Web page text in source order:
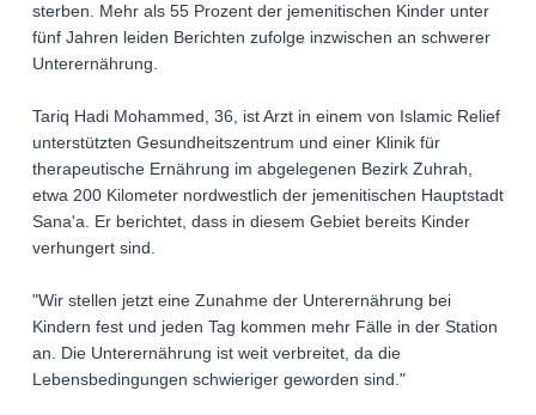
sterben. Mehr als 55 Prozent der jemenitischen Kinder unter
fünf Jahren leiden Berichten zufolge inzwischen an schwerer
Unterernährung.
Tariq Hadi Mohammed, 36, ist Arzt in einem von Islamic Relief
unterstützten Gesundheitszentrum und einer Klinik für
therapeutische Ernährung im abgelegenen Bezirk Zuhrah,
etwa 200 Kilometer nordwestlich der jemenitischen Hauptstadt
Sana'a. Er berichtet, dass in diesem Gebiet bereits Kinder
verhungert sind.
"Wir stellen jetzt eine Zunahme der Unterernährung bei
Kindern fest und jeden Tag kommen mehr Fälle in der Station
an. Die Unterernährung ist weit verbreitet, da die
Lebensbedingungen schwieriger geworden sind."